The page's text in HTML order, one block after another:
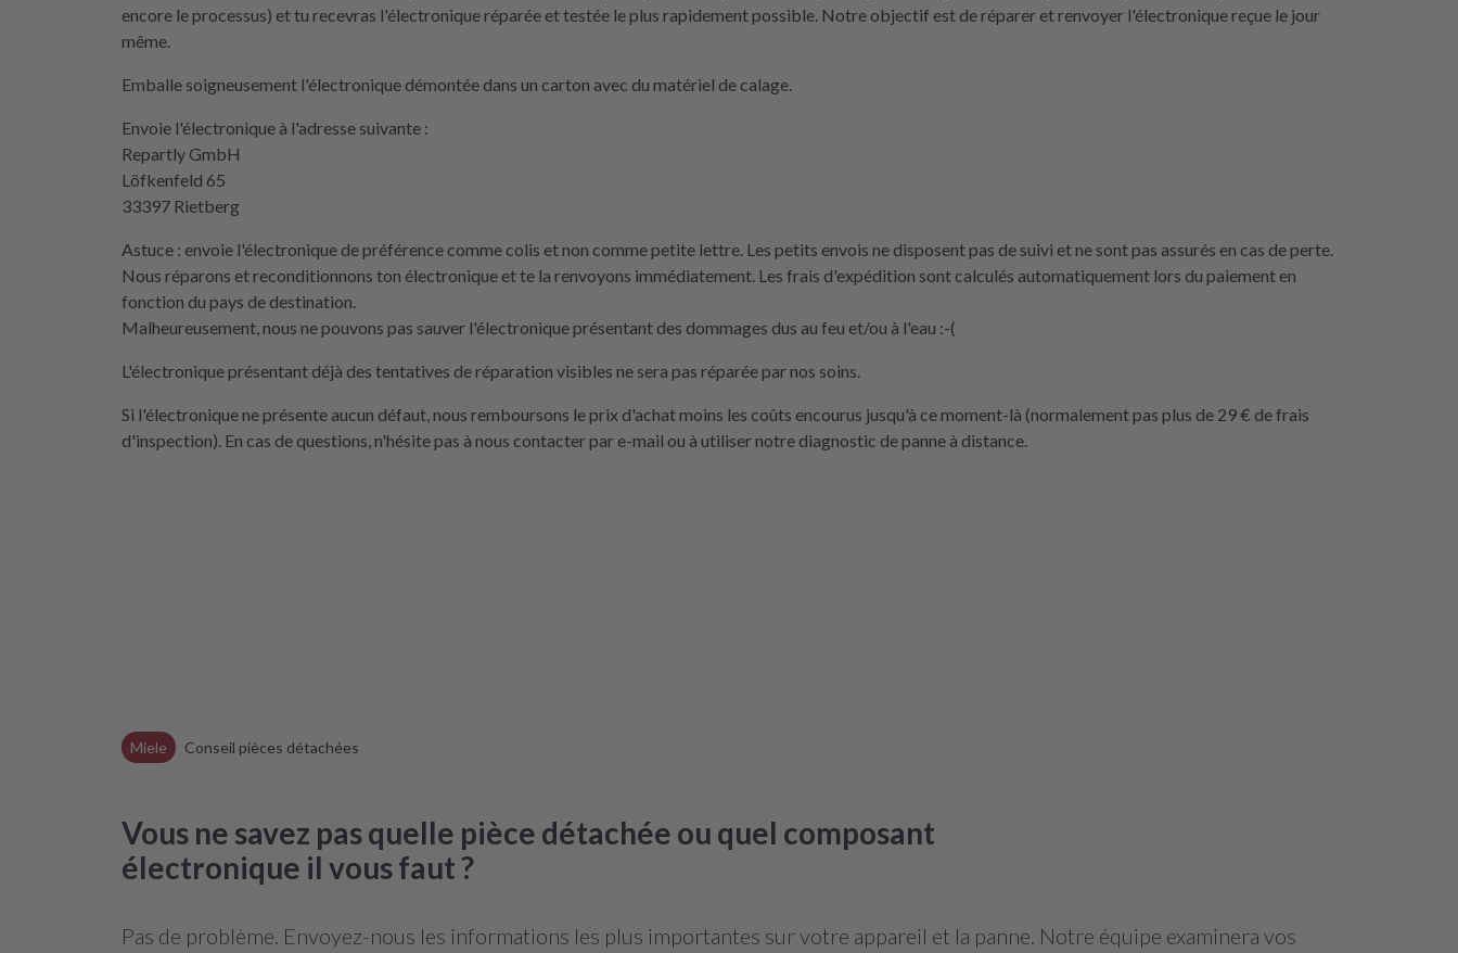
encore le processus) et tu recevras l'électronique réparée et testée le plus rapidement possible. Notre objectif est de réparer et renvoyer l'électronique reçue le jour
même.
Emballe soigneusement l'électronique démontée dans un carton avec du matériel de calage.
Envoie l'électronique à l'adresse suivante :
Repartly GmbH
Löfkenfeld 65
33397 Rietberg
Astuce : envoie l'électronique de préférence comme colis et non comme petite lettre. Les petits envois ne disposent pas de suivi et ne sont pas assurés en cas de perte.
Nous réparons et reconditionnons ton électronique et te la renvoyons immédiatement. Les frais d'expédition sont calculés automatiquement lors du paiement en
fonction du pays de destination.
Malheureusement, nous ne pouvons pas sauver l'électronique présentant des dommages dus au feu et/ou à l'eau :-(
L'électronique présentant déjà des tentatives de réparation visibles ne sera pas réparée par nos soins.
Si l'électronique ne présente aucun défaut, nous remboursons le prix d'achat moins les coûts encourus jusqu'à ce moment-là (normalement pas plus de 29 € de frais
d'inspection). En cas de questions, n'hésite pas à nous contacter par e-mail ou à utiliser notre diagnostic de panne à distance.
Miele Conseil pièces détachées
Vous ne savez pas quelle pièce détachée ou quel composant
électronique il vous faut ?
Pas de problème. Envoyez-nous les informations les plus importantes sur votre appareil et la panne. Notre équipe examinera vos